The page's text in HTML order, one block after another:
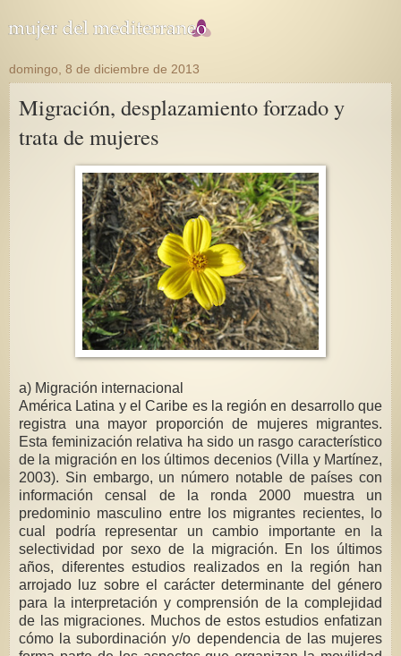
domingo, 8 de diciembre de 2013
Migración, desplazamiento forzado y
trata de mujeres
a) Migración internacional
América Latina y el Caribe es la región en desarrollo que
registra una mayor proporción de mujeres migrantes.
Esta feminización relativa ha sido un rasgo característico
de la migración en los últimos decenios (Villa y Martínez,
2003). Sin embargo, un número notable de países con
información censal de la ronda 2000 muestra un
predominio masculino entre los migrantes recientes, lo
cual podría representar un cambio importante en la
selectividad por sexo de la migración. En los últimos
años, diferentes estudios realizados en la región han
arrojado luz sobre el carácter determinante del género
para la interpretación y comprensión de la complejidad
de las migraciones. Muchos de estos estudios enfatizan
cómo la subordinación y/o dependencia de las mujeres